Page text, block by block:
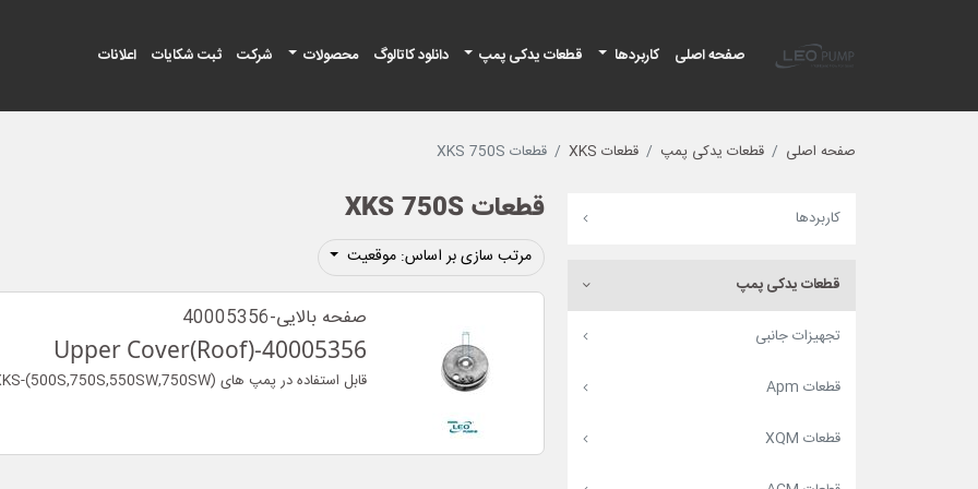
صفحه اصلی
کاربردها قطعات یدکی پمپ دانلود کاتالوگ محصولات شرکت ثبت شکایات اعلانات
صفحه اصلی قطعات یدکی پمپ قطعات XKS قطعات XKS 750S
کاربردها
قطعات یدکی پمپ
تجهیزات جانبی
قطعات Apm
قطعات XQM
قطعات XKS 750S
مرتب سازی بر اساس: موقعیت
صفحه بالایی-40005356
Upper Cover(Roof)-40005356
قابل استفاده در پمپ های (XKS-(500S,750S,550SW,750SW